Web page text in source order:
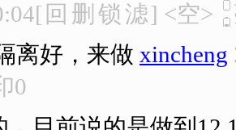
[ 回 删 锁 滤] <空>
离好，来做 xincheng
0